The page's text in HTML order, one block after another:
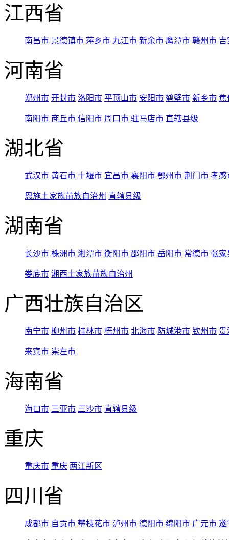
江西省
南昌市 景德镇市 萍乡市 九江市 新余市 鹰潭市 赣州市 吉
河南省
郑州市 开封市 洛阳市 平顶山市 安阳市 鹤壁市 新乡市 焦
南阳市 商丘市 信阳市 周口市 驻马店市 直辖县级
湖北省
武汉市 黄石市 十堰市 宜昌市 襄阳市 鄂州市 荆门市 孝感
恩施土家族苗族自治州 直辖县级
湖南省
长沙市 株洲市 湘潭市 衡阳市 邵阳市 岳阳市 常德市 张家
娄底市 湘西土家族苗族自治州
广西壮族自治区
南宁市 柳州市 桂林市 梧州市 北海市 防城港市 钦州市 贵
来宾市 崇左市
海南省
海口市 三亚市 三沙市 直辖县级
重庆
重庆市 重庆 两江新区
四川省
成都市 自贡市 攀枝花市 泸州市 德阳市 绵阳市 广元市 遂